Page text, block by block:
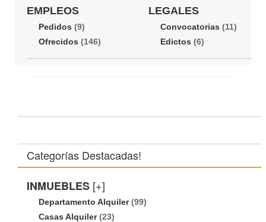
EMPLEOS
Pedidos (9)
Ofrecidos (146)
LEGALES
Convocatorias (11)
Edictos (6)
Categorías Destacadas!
INMUEBLES [+]
Departamento Alquiler(99)
Casas Alquiler(23)